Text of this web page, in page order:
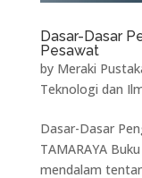
Dasar-Dasar
Pesawat
by Meraki
Teknologi dan
Dasar-Dasar
TAMARAYA
mendalam